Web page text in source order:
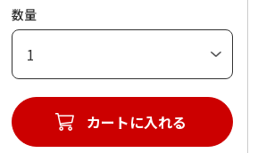
数量
カートに入れる